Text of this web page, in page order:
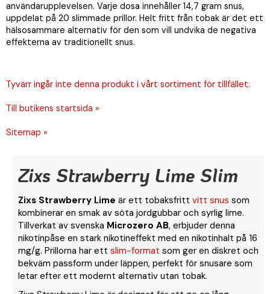
användarupplevelsen. Varje dosa innehåller 14,7 gram snus,
uppdelat på 20 slimmade prillor. Helt fritt från tobak är det ett
hälsosammare alternativ för den som vill undvika de negativa
effekterna av traditionellt snus.
Tyvärr ingår inte denna produkt i vårt sortiment för tillfället.
Till butikens startsida »
Sitemap »
Zixs Strawberry Lime Slim
Zixs Strawberry Lime är ett tobaksfritt vitt snus som
kombinerar en smak av söta jordgubbar och syrlig lime.
Tillverkat av svenska Microzero AB, erbjuder denna
nikotinpåse en stark nikotineffekt med en nikotinhalt på 16
mg/g. Prillorna har ett slim-format som ger en diskret och
bekväm passform under läppen, perfekt för snusare som
letar efter ett modernt alternativ utan tobak.